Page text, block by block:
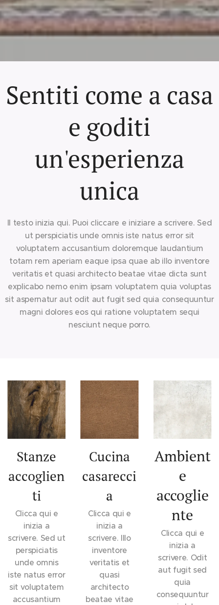
Sentiti come a casa
e goditi
un'esperienza
unica
Il testo inizia qui. Puoi cliccare e iniziare a scrivere. Sed
ut perspiciatis unde omnis iste natus error sit
voluptatem accusantium doloremque laudantium
totam rem aperiam eaque ipsa quae ab illo inventore
veritatis et quasi architecto beatae vitae dicta sunt
explicabo nemo enim ipsam voluptatem quia voluptas
sit aspernatur aut odit aut fugit sed quia consequuntur
magni dolores eos qui ratione voluptatem sequi
nesciunt neque porro.
Stanze
accoglien
ti
Clicca qui e
inizia a
scrivere. Sed ut
perspiciatis
unde omnis
iste natus error
sit voluptatem
accusantium
Cucina
casarecci
a
Clicca qui e
inizia a
scrivere. Illo
inventore
veritatis et
quasi
architecto
beatae vitae
Ambient
e
accoglie
nte
Clicca qui e
inizia a
scrivere. Odit
aut fugit sed
quia
consequuntur